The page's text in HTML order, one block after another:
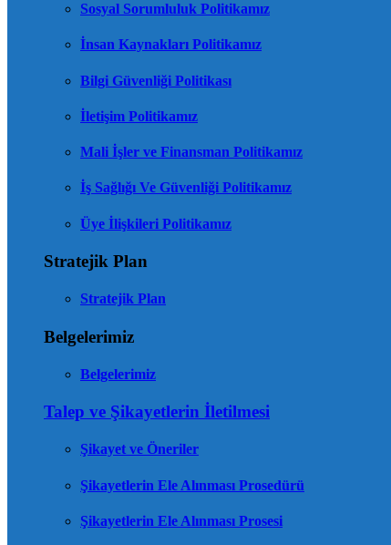
Sosyal Sorumluluk Politikamız
İnsan Kaynakları Politikamız
Bilgi Güvenliği Politikası
İletişim Politikamız
Mali İşler ve Finansman Politikamız
İş Sağlığı Ve Güvenliği Politikamız
Üye İlişkileri Politikamız
Stratejik Plan
Stratejik Plan
Belgelerimiz
Belgelerimiz
Talep ve Şikayetlerin İletilmesi
Şikayet ve Öneriler
Şikayetlerin Ele Alınması Prosedürü
Şikayetlerin Ele Alınması Prosesi